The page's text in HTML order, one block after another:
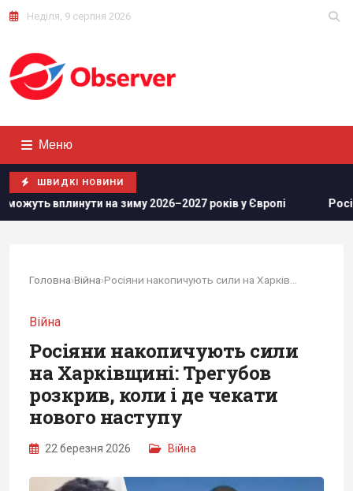
Неділя, 9 серпня 2026
Меню
ШВИДКІ НОВИНИ
2026–2027 років у Європі Росіяни просунулися у
Головна›Війна›
Війна
Росіяни накопичують сили
на Харківщині: Трегубов
розкрив, коли і де чекати
нового наступу
22 березня 2026 Війна